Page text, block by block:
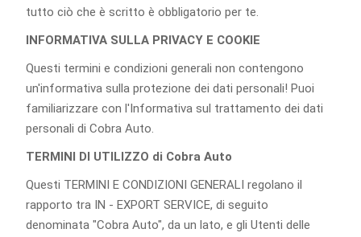
tutto ciò che è scritto è obbligatorio per te.
INFORMATIVA SULLA PRIVACY E COOKIE
Questi termini e condizioni generali non contengono
un'informativa sulla protezione dei dati personali! Puoi
familiarizzare con l'Informativa sul trattamento dei dati
personali di Cobra Auto.
TERMINI DI UTILIZZO di Cobra Auto
Questi TERMINI E CONDIZIONI GENERALI regolano il
rapporto tra IN - EXPORT SERVICE, di seguito
denominata "Cobra Auto", da un lato, e gli Utenti delle